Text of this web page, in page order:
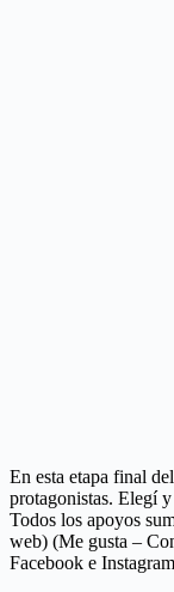
En esta etapa final
protagonistas. Elegí
Todos los apoyos
web) (Me gusta –
Facebook e